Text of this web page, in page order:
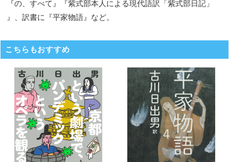
『の、すべて』『紫式部本人による現代語訳「紫式部日記」
』、訳書に『平家物語』など。
こちらもおすすめ